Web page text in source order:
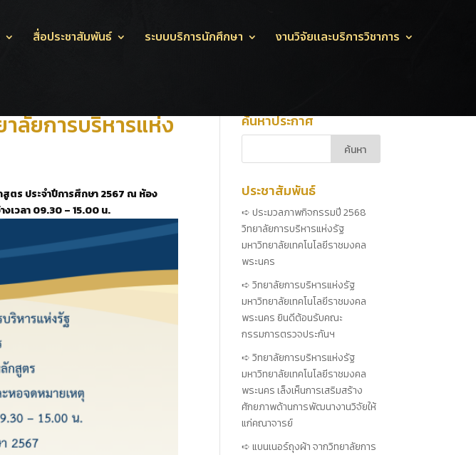
สื่อประชาสัมพันธ์ ระบบบริการนักศึกษา งานวิจัยและบริการวิชาการ
ลัยการบริหารแห่ง
สูตร ประจำปีการศึกษา 2567 ณ ห้อง
งเวลา 09.30 – 15.00 น.
ค้นหาประกาศ
ประชาสัมพันธ์
ประมวลภาพกิจกรรมปี 2568
วิทยาลัยการบริหารแห่งรัฐ
มหาวิทยาลัยเทคโนโลยีราชมงคล
พระนคร
วิทยาลัยการบริหารแห่งรัฐ
มหาวิทยาลัยเทคโนโลยีราชมงคล
พระนคร ยินดีต้อนรับคณะ
กรรมการตรวจประกันฯ
วิทยาลัยการบริหารแห่งรัฐ
มหาวิทยาลัยเทคโนโลยีราชมงคล
พระนคร เล็งเห็นการเสริมสร้าง
ศักยภาพด้านการพัฒนางานวิจัยให้
แก่คณาจารย์
แบนเนอร์ถุงผ้า จากวิทยาลัยการ